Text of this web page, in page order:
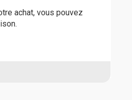
achat, vous pouvez